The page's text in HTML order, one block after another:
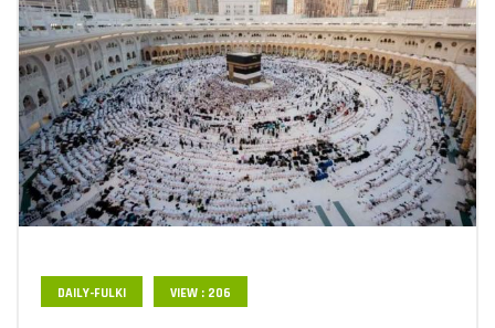
DAILY-FULKI VIEW : 206